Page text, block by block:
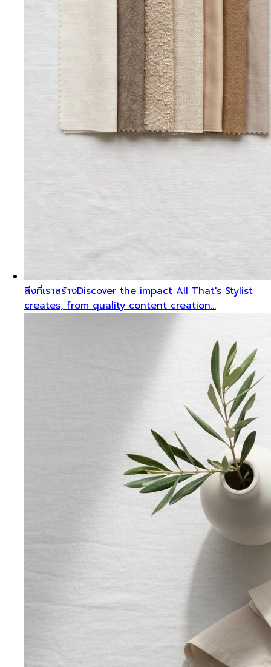
สิ่งที่เราสร้างDiscover the impact All That's Stylist
creates, from quality content creation…